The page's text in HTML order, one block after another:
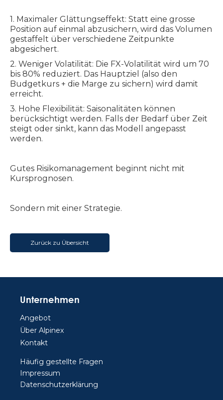
1. Maximaler Glättungseffekt: Statt eine grosse
Position auf einmal abzusichern, wird das Volumen
gestaffelt über verschiedene Zeitpunkte
abgesichert.
2. Weniger Volatilität: Die FX-Volatilität wird um 70
bis 80% reduziert. Das Hauptziel (also den
Budgetkurs + die Marge zu sichern) wird damit
erreicht.
3. Hohe Flexibilität: Saisonalitäten können
berücksichtigt werden. Falls der Bedarf über Zeit
steigt oder sinkt, kann das Modell angepasst
werden.
Gutes Risikomanagement beginnt nicht mit
Kursprognosen.
Sondern mit einer Strategie.
Zurück zu Übersicht
Unternehmen
Angebot
Über Alpinex
Kontakt
Häufig gestellte Fragen
Impressum
Datenschutzerklärung